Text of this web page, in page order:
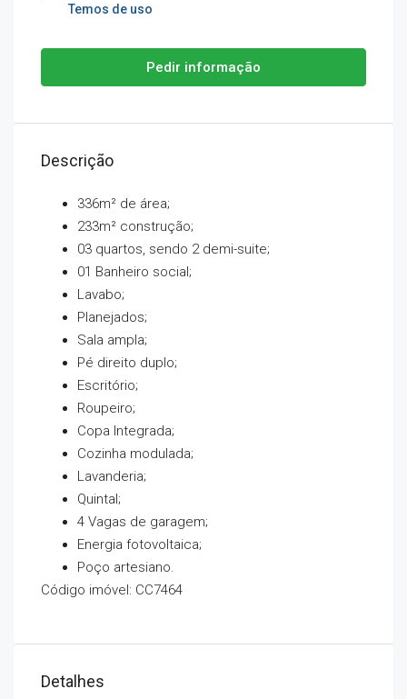
Temos de uso
Pedir informação
Descrição
336m² de área;
233m² construção;
03 quartos, sendo 2 demi-suite;
01 Banheiro social;
Lavabo;
Planejados;
Sala ampla;
Pé direito duplo;
Escritório;
Roupeiro;
Copa Integrada;
Cozinha modulada;
Lavanderia;
Quintal;
4 Vagas de garagem;
Energia fotovoltaica;
Poço artesiano.
Código imóvel: CC7464
Detalhes